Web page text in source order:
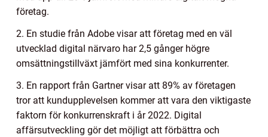
företag.
2. En studie från Adobe visar att företag med en väl
utvecklad digital närvaro har 2,5 gånger högre
omsättningstillväxt jämfört med sina konkurrenter.
3. En rapport från Gartner visar att 89% av företagen
tror att kundupplevelsen kommer att vara den viktigaste
faktorn för konkurrenskraft i år 2022. Digital
affärsutveckling gör det möjligt att förbättra och